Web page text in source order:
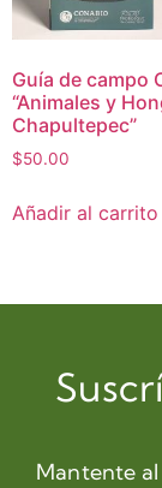
Guía de campo
“Animales y
Chapultepec”
$50.00
Añadir al carrito
Mantente